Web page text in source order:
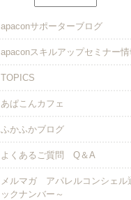
apaconサポーターブログ
apaconスキルアップセミナー情
TOPICS
あぱこんカフェ
ふかふかブログ
よくあるご質問 Q＆A
メルマガ アパレルコンシェ
ックナンバー～